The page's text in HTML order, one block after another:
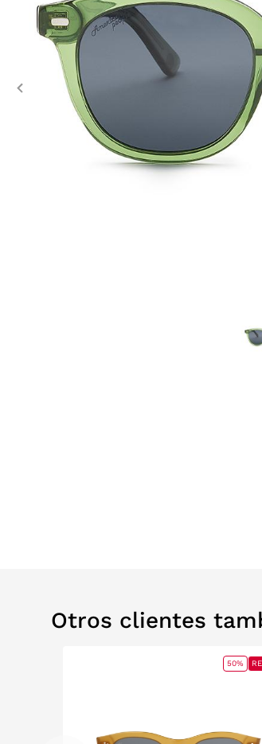
Previous
Otros clientes
50%